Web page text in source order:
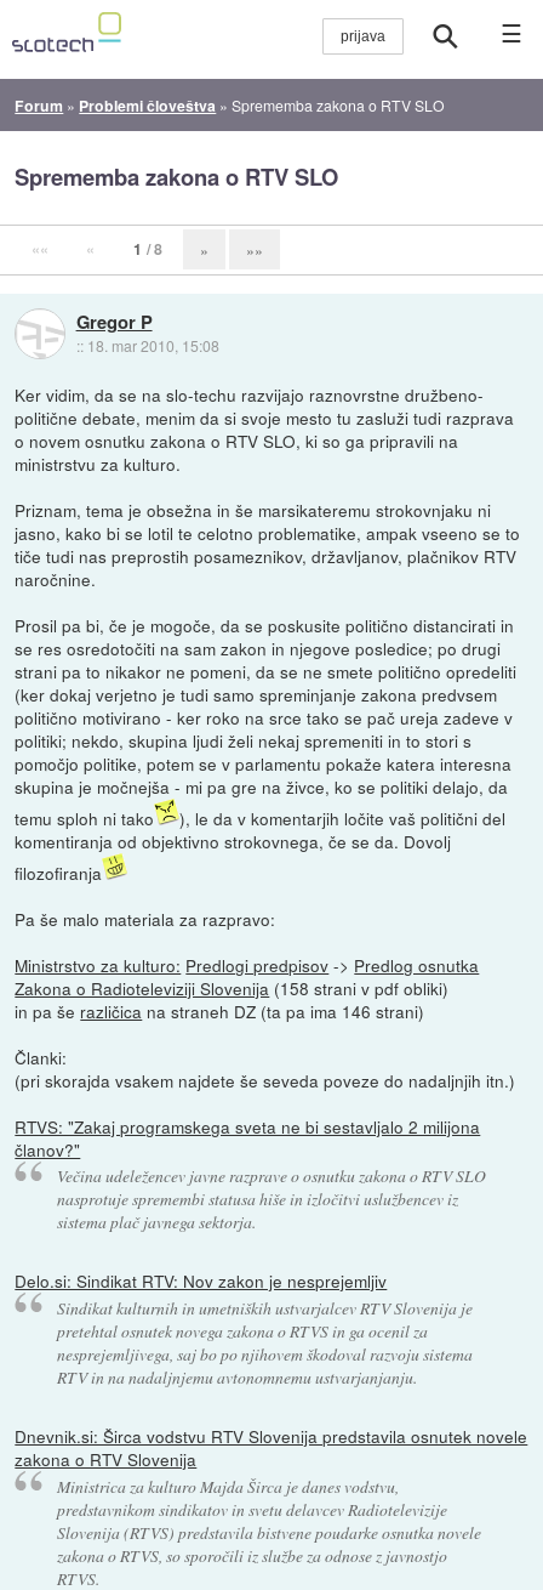
☰
Forum » Problemi človeštva »Sprememba zakona o RTV SLO
Sprememba zakona o RTV SLO
«« « 1 / 8 » »»
Gregor P
:: 18. mar 2010, 15:08
Ker vidim, da se na slo-techu razvijajo raznovrstne družbeno-
politične debate, menim da si svoje mesto tu zasluži tudi razprava
o novem osnutku zakona o RTV SLO, ki so ga pripravili na
ministrstvu za kulturo.
Priznam, tema je obsežna in še marsikateremu strokovnjaku ni
jasno, kako bi se lotil te celotno problematike, ampak vseeno se to
tiče tudi nas preprostih posameznikov, državljanov, plačnikov RTV
naročnine.
Prosil pa bi, če je mogoče, da se poskusite politično distancirati in
se res osredotočiti na sam zakon in njegove posledice; po drugi
strani pa to nikakor ne pomeni, da se ne smete politično opredeliti
(ker dokaj verjetno je tudi samo spreminjanje zakona predvsem
politično motivirano - ker roko na srce tako se pač ureja zadeve v
politiki; nekdo, skupina ljudi želi nekaj spremeniti in to stori s
pomočjo politike, potem se v parlamentu pokaže katera interesna
skupina je močnejša - mi pa gre na živce, ko se politiki delajo, da
temu sploh ni tako
), le da v komentarjih ločite vaš politični del
komentiranja od objektivno strokovnega, če se da. Dovolj
filozofiranja
Pa še malo materiala za razpravo:
Ministrstvo za kulturo: Predlogi predpisov -> Predlog osnutka
Zakona o Radioteleviziji Slovenija (158 strani v pdf obliki)
in pa še različica na straneh DZ (ta pa ima 146 strani)
Članki:
(pri skorajda vsakem najdete še seveda poveze do nadaljnjih itn.)
RTVS: "Zakaj programskega sveta ne bi sestavljalo 2 milijona
članov?"
Večina udeležencev javne razprave o osnutku zakona o RTV SLO
nasprotuje spremembi statusa hiše in izločitvi uslužbencev iz
sistema plač javnega sektorja.
Delo.si: Sindikat RTV: Nov zakon je nesprejemljiv
Sindikat kulturnih in umetniških ustvarjalcev RTV Slovenija je
pretehtal osnutek novega zakona o RTVS in ga ocenil za
nesprejemljivega, saj bo po njihovem škodoval razvoju sistema
RTV in na nadaljnjemu avtonomnemu ustvarjanjanju.
Dnevnik.si: Širca vodstvu RTV Slovenija predstavila osnutek novele
zakona o RTV Slovenija
Ministrica za kulturo Majda Širca je danes vodstvu,
predstavnikom sindikatov in svetu delavcev Radiotelevizije
Slovenija (RTVS) predstavila bistvene poudarke osnutka novele
zakona o RTVS, so sporočili iz službe za odnose z javnostjo
RTVS.